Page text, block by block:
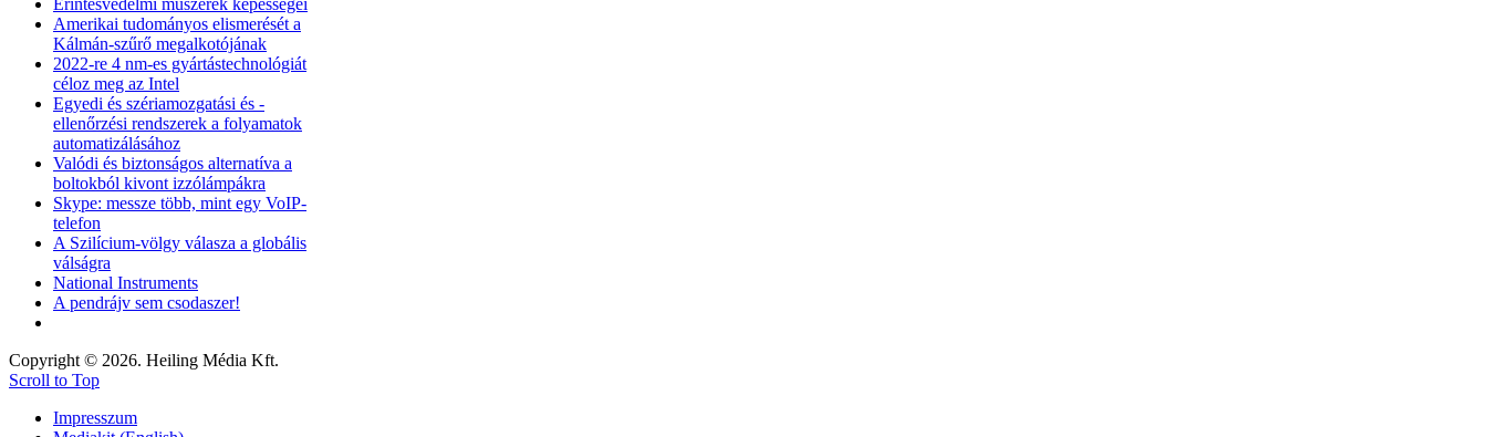
Érintésvédelmi műszerek képességei
Amerikai tudományos elismerését a
Kálmán-szűrő megalkotójának
2022-re 4 nm-es gyártástechnológiát
céloz meg az Intel
Egyedi és szériamozgatási és -
ellenőrzési rendszerek a folyamatok
automatizálásához
Valódi és biztonságos alternatíva a
boltokból kivont izzólámpákra
Skype: messze több, mint egy VoIP-
telefon
A Szilícium-völgy válasza a globális
válságra
National Instruments
A pendrájv sem csodaszer!
Copyright © 2026. Heiling Média Kft.
Scroll to Top
Impresszum